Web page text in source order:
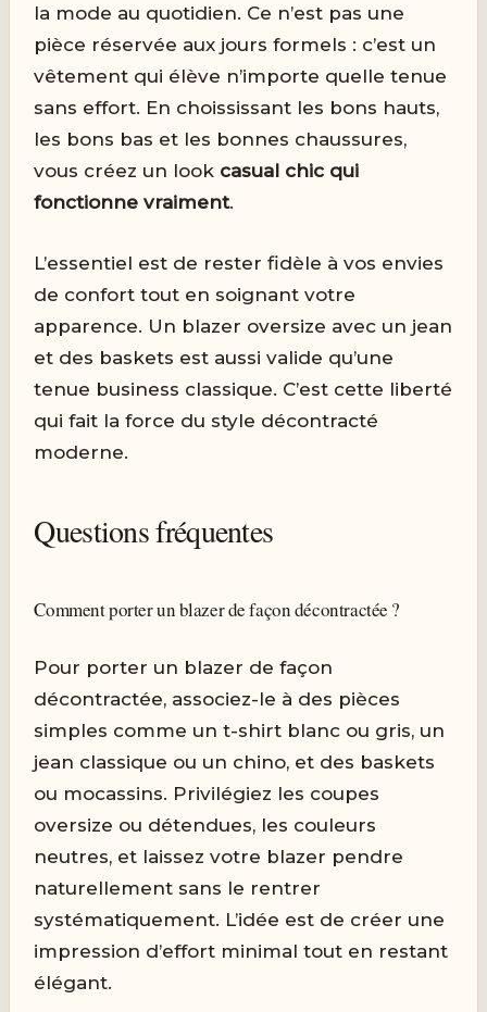
la mode au quotidien. Ce n’est pas une
pièce réservée aux jours formels : c’est un
vêtement qui élève n’importe quelle tenue
sans effort. En choississant les bons hauts,
les bons bas et les bonnes chaussures,
vous créez un look casual chic qui
fonctionne vraiment.
L’essentiel est de rester fidèle à vos envies
de confort tout en soignant votre
apparence. Un blazer oversize avec un jean
et des baskets est aussi valide qu’une
tenue business classique. C’est cette liberté
qui fait la force du style décontracté
moderne.
Questions fréquentes
Comment porter un blazer de façon décontractée ?
Pour porter un blazer de façon
décontractée, associez-le à des pièces
simples comme un t-shirt blanc ou gris, un
jean classique ou un chino, et des baskets
ou mocassins. Privilégiez les coupes
oversize ou détendues, les couleurs
neutres, et laissez votre blazer pendre
naturellement sans le rentrer
systématiquement. L’idée est de créer une
impression d’effort minimal tout en restant
élégant.